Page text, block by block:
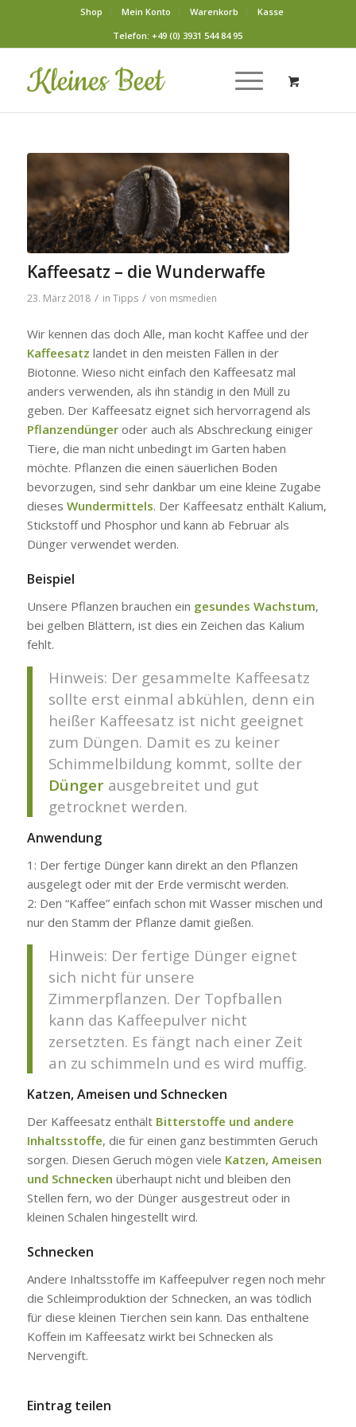
Shop Mein Konto Warenkorb
Kasse
Telefon: +49 (0) 3931 544 84 95
Kaffeesatz – die Wunderwaffe
23. März 2018 / in Tipps / von msmedien
Wir kennen das doch Alle, man kocht Kaffee und der
Kaffeesatz landet in den meisten Fällen in der
Biotonne. Wieso nicht einfach den Kaffeesatz mal
anders verwenden, als ihn ständig in den Müll zu
geben. Der Kaffeesatz eignet sich hervorragend als
Pflanzendüngeroder auch als Abschreckung einiger
Tiere, die man nicht unbedingt im Garten haben
möchte. Pflanzen die einen säuerlichen Boden
bevorzugen, sind sehr dankbar um eine kleine Zugabe
dieses Wundermittels. Der Kaffeesatz enthält Kalium,
Stickstoff und Phosphor und kann ab Februar als
Dünger verwendet werden.
Beispiel
Unsere Pflanzen brauchen ein gesundes Wachstum,
bei gelben Blättern, ist dies ein Zeichen das Kalium
fehlt.
Hinweis: Der gesammelte Kaffeesatz
sollte erst einmal abkühlen, denn ein
heißer Kaffeesatz ist nicht geeignet
zum Düngen. Damit es zu keiner
Schimmelbildung kommt, sollte der
Düngerausgebreitet und gut
getrocknet werden.
Anwendung
1: Der fertige Dünger kann direkt an den Pflanzen
ausgelegt oder mit der Erde vermischt werden.
2: Den “Kaffee” einfach schon mit Wasser mischen und
nur den Stamm der Pflanze damit gießen.
Hinweis: Der fertige Dünger eignet
sich nicht für unsere
Zimmerpflanzen. Der Topfballen
kann das Kaffeepulver nicht
zersetzten. Es fängt nach einer Zeit
an zu schimmeln und es wird muffig.
Katzen, Ameisen und Schnecken
Der Kaffeesatz enthält Bitterstoffe und andere
Inhaltsstoffe, die für einen ganz bestimmten Geruch
sorgen. Diesen Geruch mögen viele Katzen, Ameisen
und Schnecken überhaupt nicht und bleiben den
Stellen fern, wo der Dünger ausgestreut oder in
kleinen Schalen hingestellt wird.
Schnecken
Andere Inhaltsstoffe im Kaffeepulver regen noch mehr
die Schleimproduktion der Schnecken, an was tödlich
für diese kleinen Tierchen sein kann. Das enthaltene
Koffein im Kaffeesatz wirkt bei Schnecken als
Nervengift.
Eintrag teilen